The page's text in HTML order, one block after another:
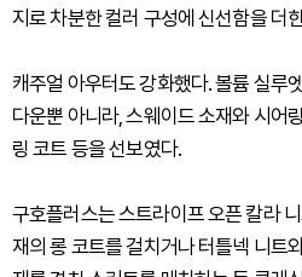
지로 차분한 컬러 구성에 신선함을 더
캐주얼 아우터도 강화했다. 볼륨 실루
다운뿐 아니라, 스웨이드 소재와 시어
링 코트 등을 선보였다.
구호플러스는 스트라이프 오픈 칼라
재의 롱 코트를 걸치거나 터틀넥 니트